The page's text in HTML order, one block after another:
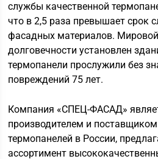
службы качественной
что в 2,5 раза превышает срок
фасадных материалов.
долговечности установлен
термопанели прослужили без
повреждений 75 лет.
Компания «СПЕЦ-ФАСАД»
производителем и
термопанелей в России,
ассортимент